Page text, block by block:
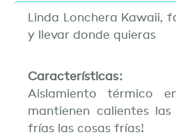
Linda Lonchera Kawaii,
y llevar donde quieras
Características:
Aislamiento térmico
mantienen calientes
frías las cosas frías!